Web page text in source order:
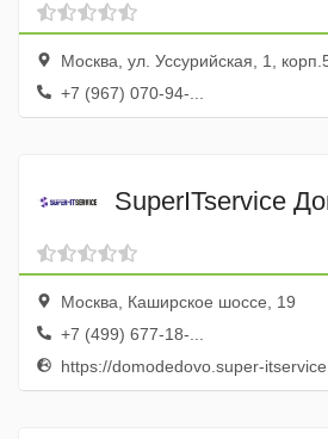
Москва, ул. Уссурийская, 1,
+7 (967) 070-94-...
SuperITservice
Москва, Каширское шоссе, 19
+7 (499) 677-18-...
https://domodedovo.super-